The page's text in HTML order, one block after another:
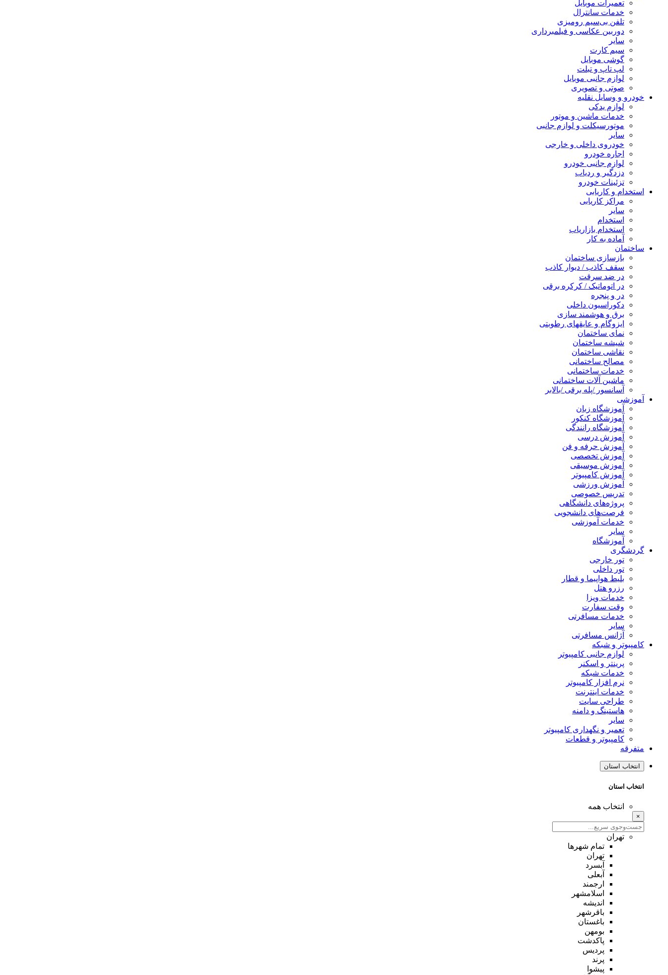
تعمیرات موبایل
خدمات سانترال
تلفن بی‌سیم رومیزی
دوربین عکاسی و فیلمبرداری
سایر
سیم کارت
گوشی موبایل
لپ تاپ و تبلت
لوازم جانبی موبایل
صوتی و تصویری
خودرو و وسایل نقلیه
لوازم یدکی
خدمات ماشین و موتور
موتورسیکلت و لوازم جانبی
سایر
خودروی داخلی و خارجی
اجاره خودرو
لوازم جانبی خودرو
دزدگیر و ردیاب
تزئینات خودرو
استخدام و کاریابی
مراکز کاریابی
سایر
استخدام
استخدام بازاریاب
آماده به کار
ساختمان
بازسازی ساختمان
سقف کاذب / دیوار کاذب
در ضد سرقت
در اتوماتیک / کرکره برقی
در و پنجره
دکوراسیون داخلی
برق و هوشمند سازی
ایزوگام و عایقهای رطوبتی
نمای ساختمان
شیشه ساختمان
نقاشی ساختمان
مصالح ساختمانی
خدمات ساختمانی
ماشین آلات ساختمانی
آسانسور /پله برقی /بالابر
آموزشی
آموزشگاه زبان
آموزشگاه کنکور
آموزشگاه رانندگی
آموزش درسی
آموزش حرفه و فن
آموزش تخصصی
آموزش موسیقی
آموزش کامپیوتر
آموزش ورزشی
تدریس خصوصی
پروژه‌های دانشگاهی
فرصت‌های دانشجویی
خدمات آموزشی
سایر
آموزشگاه
گردشگری
تور خارجی
تور داخلی
بلیط هواپیما و قطار
رزرو هتل
خدمات ویزا
وقت سفارت
خدمات مسافرتی
سایر
آژانس مسافرتی
کامپیوتر و شبکه
لوازم جانبی کامپیوتر
پرینتر و اسکنر
خدمات شبکه
نرم افزار کامپیوتر
خدمات اینترنت
طراحی سایت
هاستینگ و دامنه
سایر
تعمیر و نگهداری کامپیوتر
کامپیوتر و قطعات
متفرقه
انتخاب استان
انتخاب استان
انتخاب همه
×
تهران
تمام شهر‌ها
تهران
آبسرد
آبعلی
ارجمند
اسلامشهر
اندیشه
باقرشهر
باغستان
بومهن
پاکدشت
پردیس
پرند
پیشوا